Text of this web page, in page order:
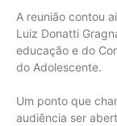
A reunião contou
Luiz Donatti
educação e do
do Adolescente.
Um ponto que
audiência ser